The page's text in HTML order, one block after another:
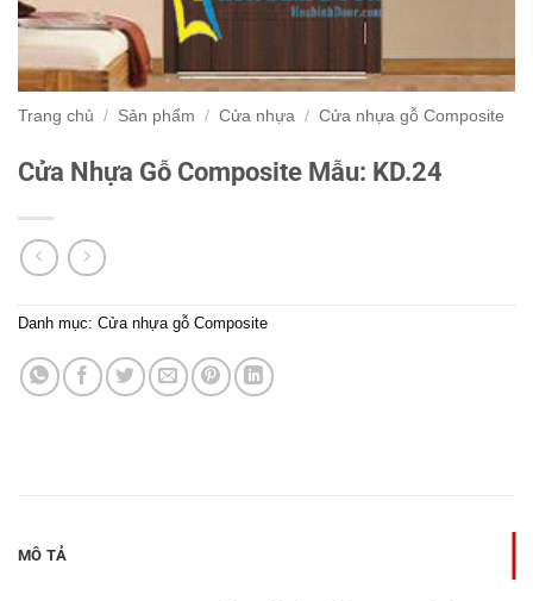
Trang chủ / Sản phẩm / Cửa nhựa / Cửa nhựa gỗ Composite
Cửa Nhựa Gỗ Composite Mẫu: KD.24
Danh mục: Cửa nhựa gỗ Composite
MÔ TẢ